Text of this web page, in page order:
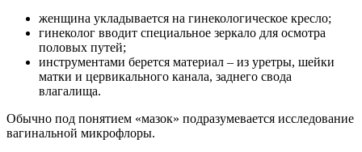
женщина укладывается на гинекологическое кресло;
гинеколог вводит специальное зеркало для осмотра
половых путей;
инструментами берется материал – из уретры, шейки
матки и цервикального канала, заднего свода
влагалища.
Обычно под понятием «мазок» подразумевается исследование
вагинальной микрофлоры.